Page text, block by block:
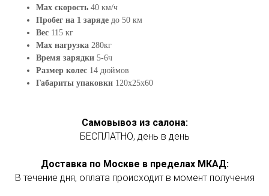
Max скорость 40 км/ч
Пробег на 1 заряде до 50 км
Вес 115 кг
Max нагрузка 280кг
Время зарядки 5-6ч
Размер колес 14 дюймов
Габариты упаковки 120х25х60
Самовывоз из салона:
БЕСПЛАТНО, день в день
Доставка по Москве в пределах МКАД:
В течение дня, оплата происходит в момент получения